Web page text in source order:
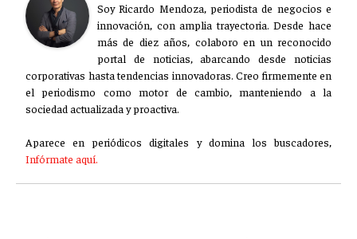
EMPRESAS Y STARTUPS TECNOLÓGICAS
GESTIÓN DE LA EXPERIENCIA DEL CLIENTE
MÁS
PROYECTOS
GESTIÓN DE PROYECTOS
GESTIÓN DE OPERACIONES Y CADENA DE
SUMINISTRO
LOGÍSTICA EMPRESARIAL
Soy Ricardo Mendoza, periodista de negocios e
innovación, con amplia trayectoria. Desde hace
más de diez años, colaboro en un reconocido
portal de noticias, abarcando desde noticias
corporativas hasta tendencias innovadoras. Creo firmemente en
el periodismo como motor de cambio, manteniendo a la
sociedad actualizada y proactiva.
Aparece en periódicos digitales y domina los buscadores,
Infórmate aquí.